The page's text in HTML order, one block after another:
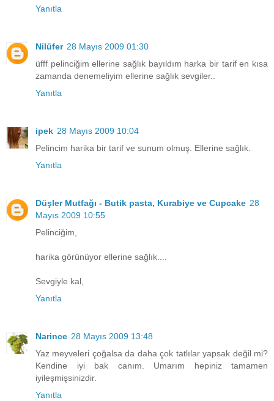
Yanıtla
Nilüfer 28 Mayıs 2009 01:30
üfff pelinciğim ellerine sağlık bayıldım harka bir tarif en kısa
zamanda denemeliyim ellerine sağlık sevgiler..
Yanıtla
ipek 28 Mayıs 2009 10:04
Pelincim harika bir tarif ve sunum olmuş. Ellerine sağlık.
Yanıtla
Düşler Mutfağı - Butik pasta, Kurabiye ve Cupcake 28
Mayıs 2009 10:55
Pelinciğim,
harika görünüyor ellerine sağlık....
Sevgiyle kal,
Yanıtla
Narince 28 Mayıs 2009 13:48
Yaz meyveleri çoğalsa da daha çok tatlılar yapsak değil mi?
Kendine iyi bak canım. Umarım hepiniz tamamen
iyileşmişsinizdir.
Yanıtla